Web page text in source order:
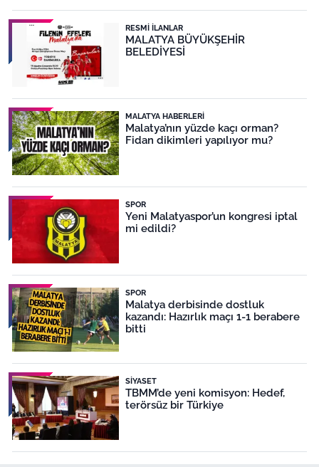
RESMI İLANLAR
MALATYA BÜYÜKŞEHİR
BELEDİYESİ
MALATYA HABERLERI
Malatya’nın yüzde kaçı orman?
Fidan dikimleri yapılıyor mu?
SPOR
Yeni Malatyaspor’un kongresi iptal
mi edildi?
SPOR
Malatya derbisinde dostluk
kazandı: Hazırlık maçı 1-1 berabere
bitti
SIYASET
TBMM’de yeni komisyon: Hedef,
terörsüz bir Türkiye